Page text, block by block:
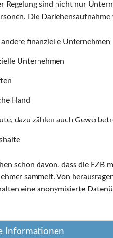
Regelung sind nicht nur
Die
andere finanzielle Unternehmen
Unternehmen
Hand
dazu zählen auch
schon davon, dass die
sammelt. Von
eine anonymisierte
Informationen